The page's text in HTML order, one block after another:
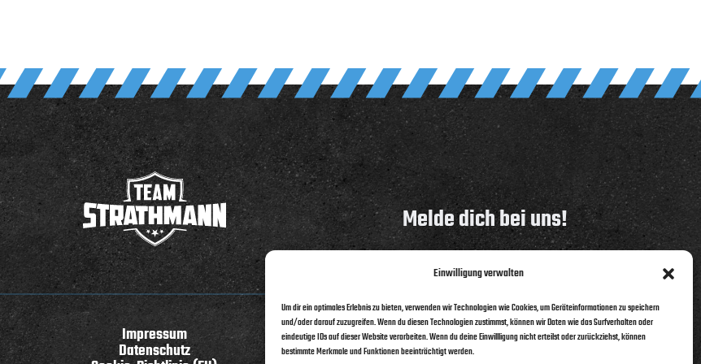
Einwilligung verwalten
Um dir ein optimales Erlebnis zu bieten, verwenden wir Technologien wie Cookies, um Geräteinformationen zu speichern
und/oder darauf zuzugreifen. Wenn du diesen Technologien zustimmst, können wir Daten wie das Surfverhalten oder
eindeutige IDs auf dieser Website verarbeiten. Wenn du deine Einwillligung nicht erteilst oder zurückziehst, können
bestimmte Merkmale und Funktionen beeinträchtigt werden.
Impressum
Datenschutz
Melde dich bei uns!
info@team-strathmann.de